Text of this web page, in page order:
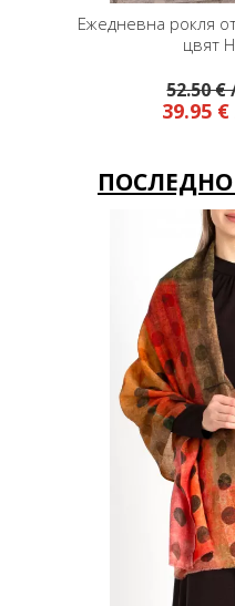
Ежедневна рокля
цвят
52.50 €
39.95